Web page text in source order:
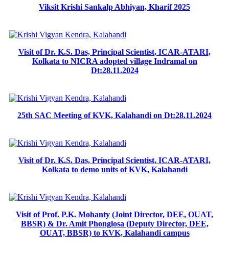
Viksit Krishi Sankalp Abhiyan, Kharif 2025
Visit of Dr. K.S. Das, Principal Scientist, ICAR-ATARI,
Kolkata to NICRA adopted village Indramal on
Dt:28.11.2024
25th SAC Meeting of KVK, Kalahandi on Dt:28.11.2024
Visit of Dr. K.S. Das, Principal Scientist, ICAR-ATARI,
Kolkata to demo units of KVK, Kalahandi
Visit of Prof. P.K. Mohanty (Joint Director, DEE, OUAT,
BBSR) & Dr. Amit Phonglosa (Deputy Director, DEE,
OUAT, BBSR) to KVK, Kalahandi campus